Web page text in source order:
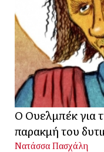
Ο Ουελμπέκ για
παρακμή του
Νατάσσα Πασχάλη